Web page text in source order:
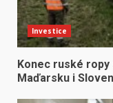
Investice
Konec ruské
Maďarsku i